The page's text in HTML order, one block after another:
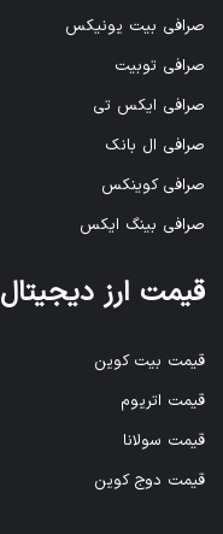
صرافی بیت یونیکس
صرافی توبیت
صرافی ایکس تی
صرافی ال بانک
صرافی کوینکس
صرافی بینگ ایکس
قیمت ارز دیجیتال
قیمت بیت کوین
قیمت اتریوم
قیمت سولانا
قیمت دوج کوین